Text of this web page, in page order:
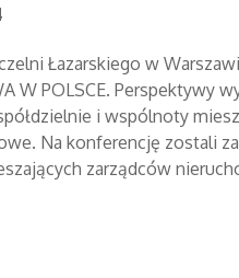
Łazarskiego w
W POLSCE. Perspektywy
i wspólnoty
Na konferencję zostali
zarządców